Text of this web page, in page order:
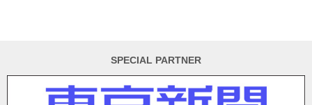
SPECIAL PARTNER